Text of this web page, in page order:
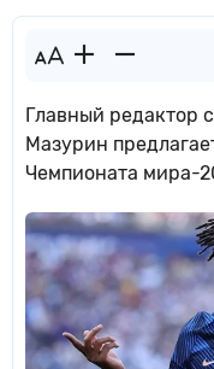
Главный редактор
Мазурин
Чемпионата мира-